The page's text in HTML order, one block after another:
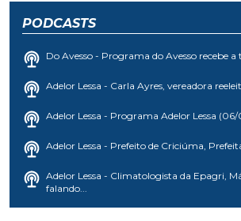
PODCASTS
Do Avesso - Programa do Avesso recebe a
Adelor Lessa - Carla Ayres, vereadora
Adelor Lessa - Programa Adelor Lessa
Adelor Lessa - Prefeito de Criciúma,
Adelor Lessa - Climatologista da Epagri,
falando...